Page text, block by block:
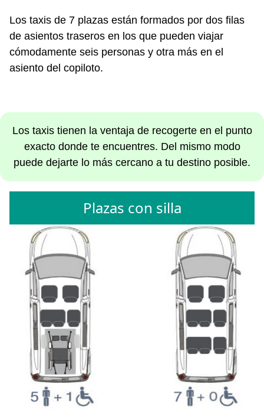
Los taxis de 7 plazas están formados por dos filas
de asientos traseros en los que pueden viajar
cómodamente seis personas y otra más en el
asiento del copiloto.
Los taxis tienen la ventaja de recogerte en el punto
exacto donde te encuentres. Del mismo modo
puede dejarte lo más cercano a tu destino posible.
Plazas con silla